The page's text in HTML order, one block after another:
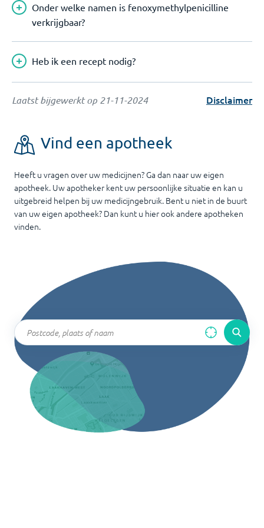
Onder welke namen is fenoxymethylpenicilline
verkrijgbaar?
Heb ik een recept nodig?
Laatst bijgewerkt op 21-11-2024 Disclaimer
Vind een apotheek
Heeft u vragen over uw medicijnen? Ga dan naar uw eigen
apotheek. Uw apotheker kent uw persoonlijke situatie en kan u
uitgebreid helpen bij uw medicijngebruik. Bent u niet in de buurt
van uw eigen apotheek? Dan kunt u hier ook andere apotheken
vinden.